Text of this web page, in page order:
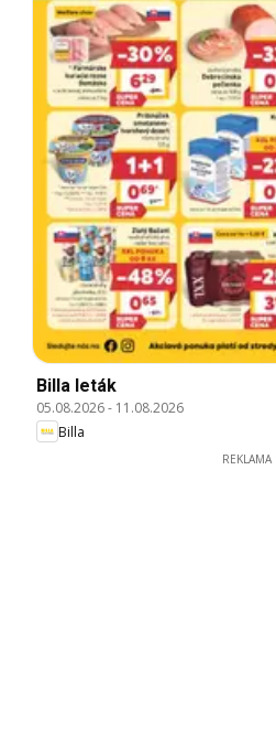
Billa leták
05.08.2026- 11.08.2026
Billa
REKLAMA